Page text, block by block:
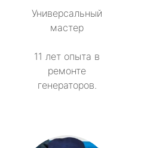
Универсальный
мастер
11 лет опыта в
ремонте
генераторов.